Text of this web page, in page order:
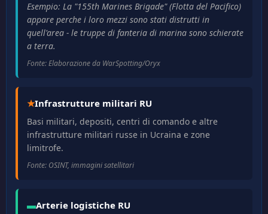
Esempio: La "155th Marines Brigade" (Flotta del Pacifico)
appare perche i loro mezzi sono stati distrutti in
quell'area - le truppe di fanteria di marina sono schierate
a terra.
Fonte: Elaborazione da WarSpotting/Oryx
★Infrastrutture militari RU
Basi militari, depositi, centri di comando e altre
infrastrutture militari russe in Ucraina e zone
limitrofe.
Fonte: OSINT, immagini satellitari
▬Arterie logistiche RU